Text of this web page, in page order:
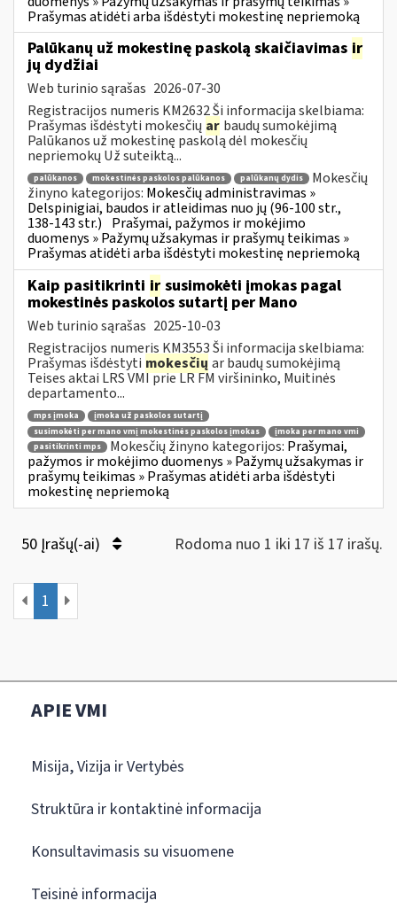
Prašymas atidėti arba išdėstyti mokestinę nepriemoką
Palūkanų už mokestinę paskolą skaičiavimas ir
jų dydžiai
Web turinio sąrašas 2026-07-30
Registracijos numeris KM2632 Ši informacija skelbiama:
Prašymas išdėstyti mokesčių ar baudų sumokėjimą
Palūkanos už mokestinę paskolą dėl mokesčių
nepriemokų Už suteiktą...
palūkanos mokestinės paskolos palūkanos palūkanų dydis
Mokesčių
žinyno kategorijos: Mokesčių administravimas »
Delspinigiai, baudos ir atleidimas nuo jų (96-100 str.,
138-143 str.) Prašymai, pažymos ir mokėjimo
duomenys » Pažymų užsakymas ir prašymų teikimas »
Prašymas atidėti arba išdėstyti mokestinę nepriemoką
Kaip pasitikrinti ir susimokėti įmokas pagal
mokestinės paskolos sutartį per Mano
Web turinio sąrašas 2025-10-03
Registracijos numeris KM3553 Ši informacija skelbiama:
Prašymas išdėstyti mokesčių ar baudų sumokėjimą
Teises aktai LRS VMI prie LR FM viršininko, Muitinės
departamento...
mps įmoka
įmoka už paskolos sutartį
susimokėti per mano vmį mokestinės paskolos įmokas
įmoka per mano vmi
pasitikrinti mps
Mokesčių žinyno kategorijos: Prašymai,
pažymos ir mokėjimo duomenys » Pažymų užsakymas ir
prašymų teikimas » Prašymas atidėti arba išdėstyti
mokestinę nepriemoką
50 Įrašų(-ai) Rodoma nuo 1 iki 17 iš 17 irašų.
1
APIE VMI
Misija, Vizija ir Vertybės
Struktūra ir kontaktinė informacija
Konsultavimasis su visuomene
Teisinė informacija